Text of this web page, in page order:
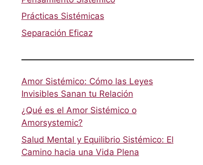
Prácticas Sistémicas
Separación Eficaz
Amor Sistémico: Cómo las Leyes
Invisibles Sanan tu Relación
¿Qué es el Amor Sistémico o
Amorsystemic?
Salud Mental y Equilibrio Sistémico: El
Camino hacia una Vida Plena